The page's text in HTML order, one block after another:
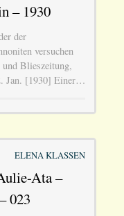
– 1930
der
versuchen
und Blieszeitung,
Jan. [1930] Einer…
ELENA KLASSEN
Ata –
023